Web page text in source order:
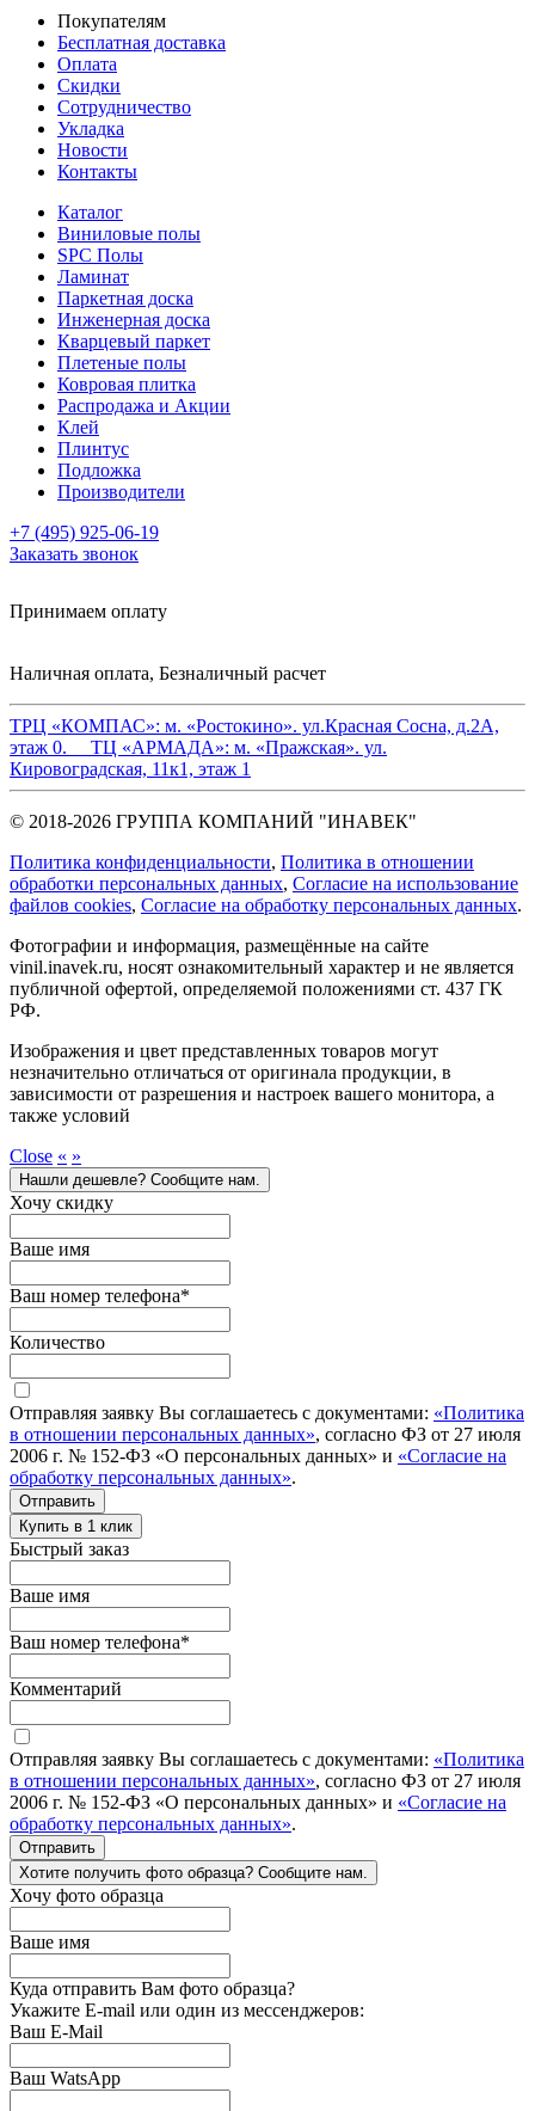
Покупателям
Бесплатная доставка
Оплата
Скидки
Сотрудничество
Укладка
Новости
Контакты
Каталог
Виниловые полы
SPC Полы
Ламинат
Паркетная доска
Инженерная доска
Кварцевый паркет
Плетеные полы
Ковровая плитка
Распродажа и Акции
Клей
Плинтус
Подложка
Производители
+7 (495) 925-06-19
Заказать звонок
Принимаем оплату
Наличная оплата, Безналичный расчет
ТРЦ «КОМПАС»: м. «Ростокино». ул.Красная Сосна, д.2А,
этаж 0. ТЦ «АРМАДА»: м. «Пражская». ул.
Кировоградская, 11к1, этаж 1
© 2018-2026 ГРУППА КОМПАНИЙ "ИНАВЕК"
Политика конфиденциальности, Политика в отношении
обработки персональных данных, Cогласие на использование
файлов cookies, Согласие на обработку персональных данных.
Фотографии и информация, размещённые на сайте
vinil.inavek.ru, носят ознакомительный характер и не является
публичной офертой, определяемой положениями ст. 437 ГК
РФ.
Изображения и цвет представленных товаров могут
незначительно отличаться от оригинала продукции, в
зависимости от разрешения и настроек вашего монитора, а
также условий
Close « »
Нашли дешевле? Сообщите нам.
Хочу скидку
Ваше имя
Ваш номер телефона*
Количество
Отправляя заявку Вы соглашаетесь с документами: «Политика
в отношении персональных данных», согласно ФЗ от 27 июля
2006 г. № 152-ФЗ «О персональных данных» и «Согласие на
обработку персональных данных».
Отправить
Купить в 1 клик
Быстрый заказ
Ваше имя
Ваш номер телефона*
Комментарий
Отправляя заявку Вы соглашаетесь с документами: «Политика
в отношении персональных данных», согласно ФЗ от 27 июля
2006 г. № 152-ФЗ «О персональных данных» и «Согласие на
обработку персональных данных».
Отправить
Хотите получить фото образца? Сообщите нам.
Хочу фото образца
Ваше имя
Куда отправить Вам фото образца?
Укажите E-mail или один из мессенджеров:
Ваш E-Mail
Ваш WatsApp